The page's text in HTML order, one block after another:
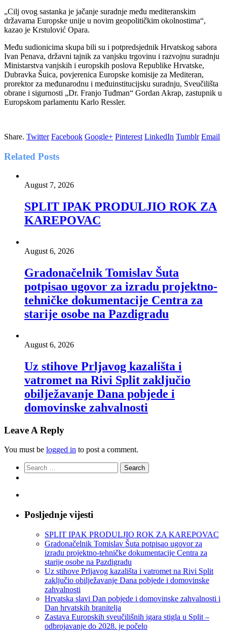
„Cilj ovog sastanka je jačanje suradnje među mediteranskim
državama Europske unije u novim geopolitičkim okolnostima“,
kazao je Krstulović Opara.
Među sudionicima skupa bili su i potpredsjednik Hrvatskog sabora
Ivan Penava, državni tajnik za vanjsku trgovinu i razvojnu suradnju
Ministarstva vanjskih i europskih poslova Republike Hrvatske,
Dubravka Šuica, povjerenica Europske komisije za Mediteran,
prorektor za međunarodnu i međuinstitucijsku suradnju, Sveučilišta
obrane i sigurnosti „Dr. Franjo Tuđman“ Gordan Akrap, zastupnik u
Europskom parlamentu Karlo Ressler.
Share. Twitter Facebook Google+ Pinterest LinkedIn Tumblr Email
Related Posts
August 7, 2026
SPLIT IPAK PRODULJIO ROK ZA
KAREPOVAC
August 6, 2026
Gradonačelnik Tomislav Šuta
potpisao ugovor za izradu projektno-
tehničke dokumentacije Centra za
starije osobe na Pazdigradu
August 6, 2026
Uz stihove Prljavog kazališta i
vatromet na Rivi Split zaključio
obilježavanje Dana pobjede i
domovinske zahvalnosti
Leave A Reply
You must be logged in to post a comment.
Search
for:
Posljednje vijesti
SPLIT IPAK PRODULJIO ROK ZA KAREPOVAC
Gradonačelnik Tomislav Šuta potpisao ugovor za
izradu projektno-tehničke dokumentacije Centra za
starije osobe na Pazdigradu
Uz stihove Prljavog kazališta i vatromet na Rivi Split
zaključio obilježavanje Dana pobjede i domovinske
zahvalnosti
Hrvatska slavi Dan pobjede i domovinske zahvalnosti i
Dan hrvatskih branitelja
Zastava Europskih sveučilišnih igara stigla u Split –
odbrojavanje do 2028. je počelo